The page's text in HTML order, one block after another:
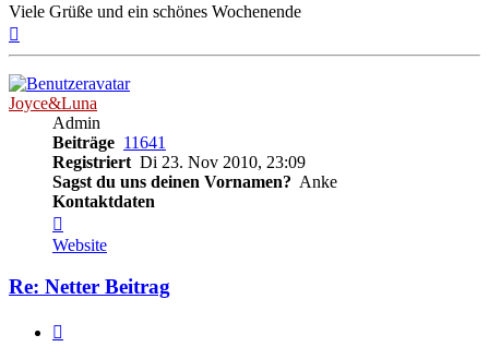
Viele Grüße und ein schönes Wochenende
Joyce&Luna
Admin
Beiträge 11641
Registriert Di 23. Nov 2010, 23:09
Sagst du uns deinen Vornamen? Anke
Kontaktdaten
von
Joyce&Luna
Website
Re: Netter Beitrag